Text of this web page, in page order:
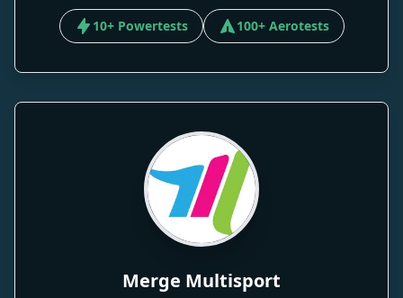
10+ Powertests 100+ Aerotests
Merge Multisport